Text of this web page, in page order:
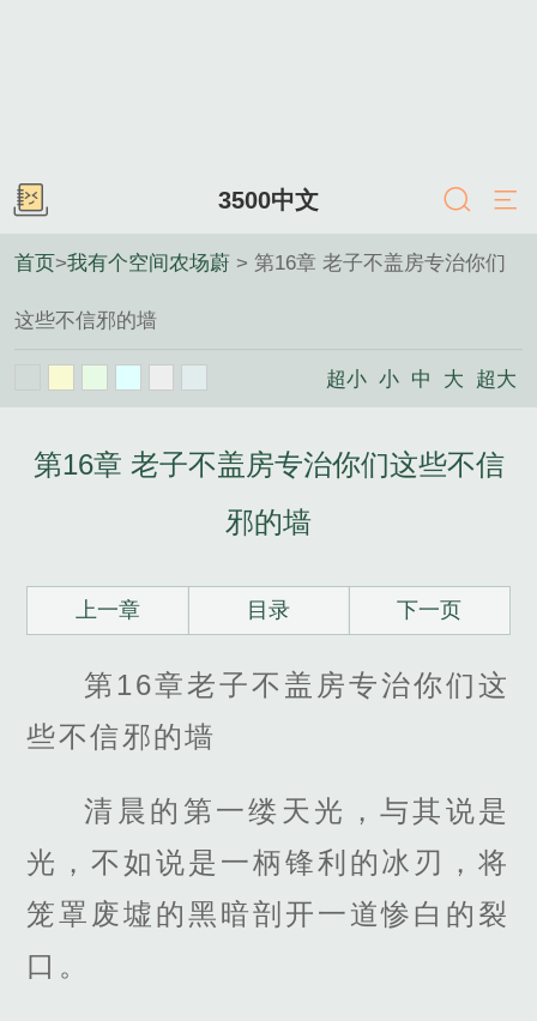
3500中文
首页>我有个空间农场蔚 > 第16章 老子不盖房专治你们
这些不信邪的墙
超小 小 中 大 超大
第16章 老子不盖房专治你们这些不信
邪的墙
上一章 目录 下一页
第16章老子不盖房专治你们这
些不信邪的墙
清晨的第一缕天光，与其说是
光，不如说是一柄锋利的冰刃，将
笼罩废墟的黑暗剖开一道惨白的裂
口。